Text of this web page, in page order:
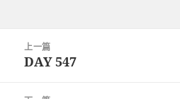
上一篇
上
文
DAY 547